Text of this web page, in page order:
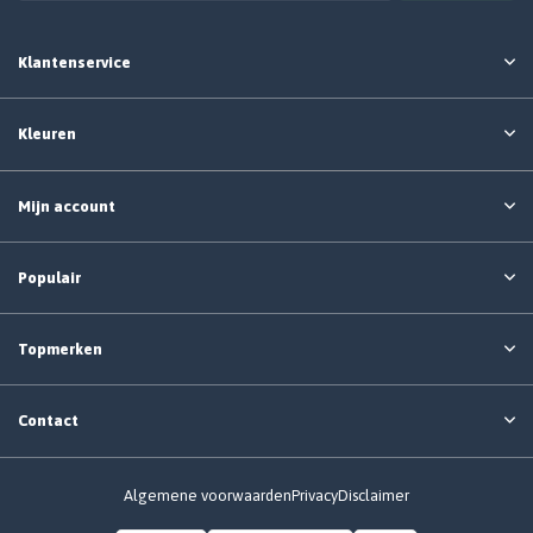
Klantenservice
Kleuren
Mijn account
Populair
Topmerken
Contact
Algemene voorwaardenPrivacyDisclaimer